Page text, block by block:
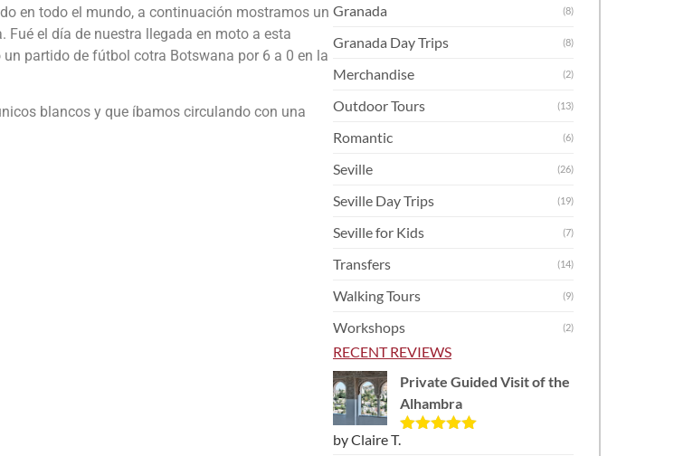
en todo el mundo, a continuación mostramos un
Fué el día de nuestra llegada en moto a esta
partido de fútbol cotra Botswana por 6 a 0 en la
blancos y que íbamos circulando con una
Granada (8)
Granada Day Trips (8)
Merchandise (2)
Outdoor Tours (13)
Romantic (6)
Seville (26)
Seville Day Trips (19)
Seville for Kids (7)
Transfers (14)
Walking Tours (9)
Workshops (2)
RECENT REVIEWS
Private Guided Visit of the
Alhambra
Rated
by Claire T.